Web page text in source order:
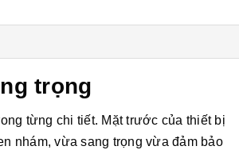
trọng
từng chi tiết. Mặt trước của thiết bị
nhám, vừa sang trọng vừa đảm bảo